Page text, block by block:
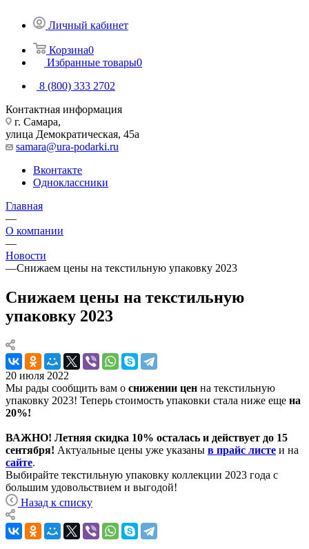
Личный кабинет
Корзина0
Избранные товары0
8 (800) 333 2702
Контактная информация
г. Самара,
улица Демократическая, 45а
samara@ura-podarki.ru
Вконтакте
Одноклассники
Главная
—
О компании
—
Новости
—Снижаем цены на текстильную упаковку 2023
Снижаем цены на текстильную
упаковку 2023
20 июля 2022
Мы рады сообщить вам о снижении цен на текстильную
упаковку 2023! Теперь стоимость упаковки стала ниже еще на
20%!
ВАЖНО! Летняя скидка 10% осталась и действует до 15
сентября! Актуальные цены уже указаны в прайс листе и на
сайте.
Выбирайте текстильную упаковку коллекции 2023 года с
большим удовольствием и выгодой!
Назад к списку